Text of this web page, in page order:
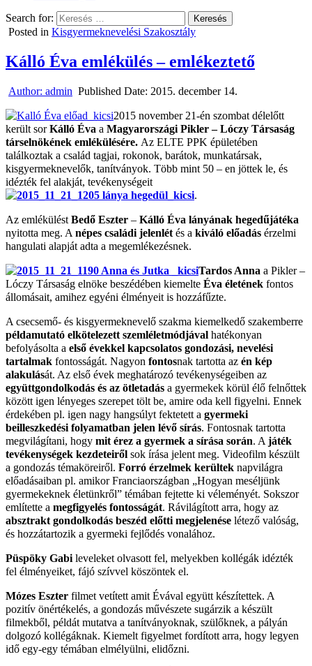
Search for:
Posted in Kisgyermeknevelési Szakosztály
Kálló Éva emlékülés – emlékeztető
Author: admin Published Date: 2015. december 14.
2015 november 21-én szombat délelőtt
került sorKálló Éva a Magyarországi Pikler – Lóczy Társaság
társelnökének emlékülésére. Az ELTE PPK épületében
találkoztak a család tagjai, rokonok, barátok, munkatársak,
kisgyermeknevelők, tanítványok. Több mint 50 – en jöttek le, és
idézték fel alakját, tevékenységeit
.
Az emlékülést Bedő Eszter – Kálló Éva lányának hegedűjátéka
nyitotta meg. A népes családi jelenlét és a kiváló előadás érzelmi
hangulati alapját adta a megemlékezésnek.
Tardos Anna a Pikler –
Lóczy Társaság elnöke beszédében kiemelte Éva életének fontos
állomásait, amihez egyéni élményeit is hozzáfűzte.
A csecsemő- és kisgyermeknevelő szakma kiemelkedő szakemberre
példamutató elkötelezett szemléletmódjával hatékonyan
befolyásolta a első évekkel kapcsolatos gondozási, nevelési
tartalmak fontosságát. Nagyon fontosnak tartotta az én kép
alakulását. Az első évek meghatározó tevékenységeiben az
együttgondolkodás és az ötletadás a gyermekek körül élő felnőttek
között igen lényeges szerepet tölt be, amire oda kell figyelni. Ennek
érdekében pl. igen nagy hangsúlyt fektetett a gyermeki
beilleszkedési folyamatban jelen lévő sírás. Fontosnak tartotta
megvilágítani, hogy mit érez a gyermek a sírása során. A játék
tevékenységek kezdeteiről sok írása jelent meg. Videofilm készült
a gondozás témaköreiről. Forró érzelmek kerültek napvilágra
előadásaiban pl. amikor Franciaországban „Hogyan meséljünk
gyermekeknek életünkről” témában fejtette ki véleményét. Sokszor
említette a megfigyelés fontosságát. Rávilágított arra, hogy az
absztrakt gondolkodás beszéd előtti megjelenése létező valóság,
és hozzátartozik a gyermeki fejlődés vonalához.
Püspöky Gabi leveleket olvasott fel, melyekben kollégák idézték
fel élményeiket, fájó szívvel köszöntek el.
Mózes Eszter filmet vetített amit Évával együtt készítettek. A
pozitív önértékelés, a gondozás művészete sugárzik a készült
filmekből, példát mutatva a tanítványoknak, szülőknek, a pályán
dolgozó kollégáknak. Kiemelt figyelmet fordított arra, hogy legyen
idő egy-egy témában elmélyülni, elidőzni.